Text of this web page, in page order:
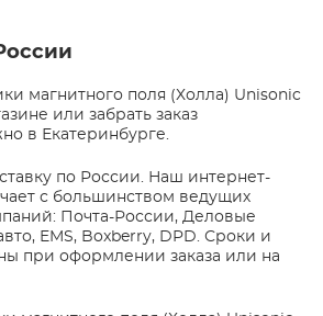
магнитного поля (Холла) Unisonic
или забрать заказ
в Екатеринбурге.
по России. Наш интернет-
с большинством ведущих
Почта-России, Деловые
EMS, Boxberry, DPD. Сроки и
при оформлении заказа или на